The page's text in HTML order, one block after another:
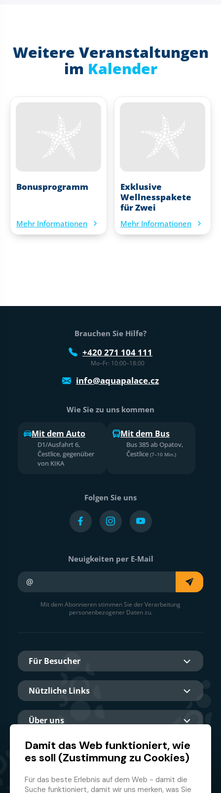
Weitere Veranstaltungen
im Kalender
Bonusprogramm
Mehr Informationen
Exklusive
Wellnesspakete
für Zwei
Mehr Informationen
Fußtext der Website
Brauchen Sie Hilfe?
+420 271 104 111
Mo–Fr: 10:00–18:00
info@aquapalace.cz
Wie Sie zu uns kommen
Mit dem Auto
D1/Ausfahrt 6,
Čestlice, gegenüber
von KIKA
Mit dem Bus
Bus 385 ab Opatov,
Čestlice (7–10 Min.)
Folgen Sie uns
Neuigkeiten per E-Mail
Mit dem Abonnieren stimmen Sie der Verarbeitung
personenbezogener Daten zu.
Für Besucher
Nützliche Links
Über uns
Hauptpartner
Damit das Web funktioniert, wie
es soll (Zustimmung zu Cookies)
Für das beste Erlebnis auf dem Web - damit die
Suche funktioniert, damit wir uns merken, was Sie